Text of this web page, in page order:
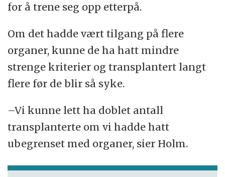
for å trene seg opp etterpå.
Om det hadde vært tilgang på flere
organer, kunne de ha hatt mindre
strenge kriterier og transplantert langt
flere før de blir så syke.
–Vi kunne lett ha doblet antall
transplanterte om vi hadde hatt
ubegrenset med organer, sier Holm.